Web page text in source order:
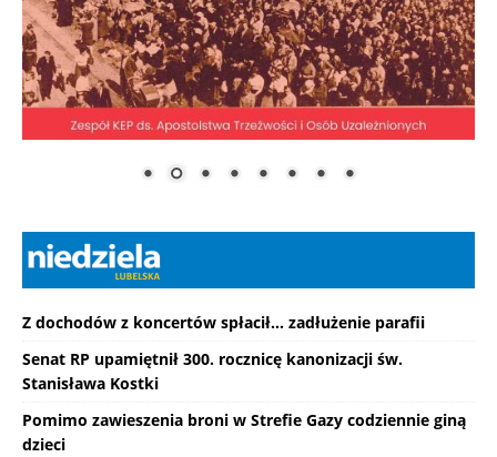
Z dochodów z koncertów spłacił... zadłużenie parafii
Senat RP upamiętnił 300. rocznicę kanonizacji św.
Stanisława Kostki
Pomimo zawieszenia broni w Strefie Gazy codziennie giną
dzieci